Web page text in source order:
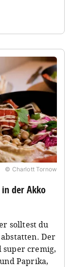
© Charlott Tornow
in der Akko
solltest du
Der
super cremig,
Paprika,